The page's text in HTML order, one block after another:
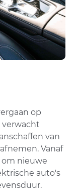
op
van
Vanaf
nieuwe
auto's